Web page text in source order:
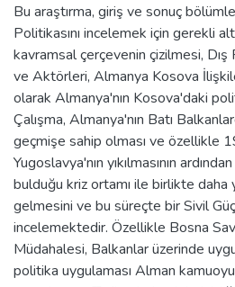
Bu araştırma, giriş ve sonuç
Politikasını incelemek için gerekli
kavramsal çerçevenin çizilmesi, Dış
ve Aktörleri, Almanya Kosova
olarak Almanya'nın Kosova'daki
Çalışma, Almanya'nın Batı
geçmişe sahip olması ve özellikle
Yugoslavya'nın yıkılmasının
bulduğu kriz ortamı ile birlikte daha
gelmesini ve bu süreçte bir Sivil
incelemektedir. Özellikle Bosna
Müdahalesi, Balkanlar üzerinde
politika uygulaması Alman